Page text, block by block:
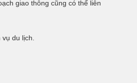
giao thông cũng có thể liên
du lịch.